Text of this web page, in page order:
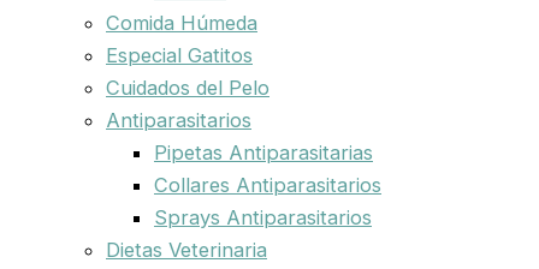
Comida Húmeda
Especial Gatitos
Cuidados del Pelo
Antiparasitarios
Pipetas Antiparasitarias
Collares Antiparasitarios
Sprays Antiparasitarios
Dietas Veterinaria